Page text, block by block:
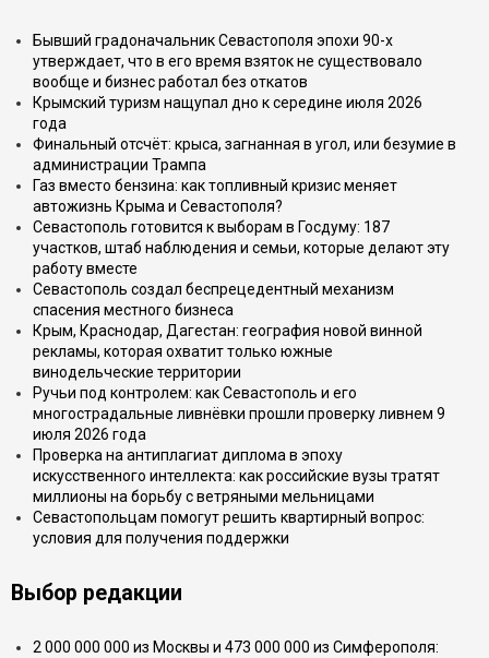
Бывший градоначальник Севастополя эпохи 90-х
утверждает, что в его время взяток не существовало
вообще и бизнес работал без откатов
Крымский туризм нащупал дно к середине июля 2026
года
Финальный отсчёт: крыса, загнанная в угол, или безумие в
администрации Трампа
Газ вместо бензина: как топливный кризис меняет
автожизнь Крыма и Севастополя?
Севастополь готовится к выборам в Госдуму: 187
участков, штаб наблюдения и семьи, которые делают эту
работу вместе
Севастополь создал беспрецедентный механизм
спасения местного бизнеса
Крым, Краснодар, Дагестан: география новой винной
рекламы, которая охватит только южные
винодельческие территории
Ручьи под контролем: как Севастополь и его
многострадальные ливнёвки прошли проверку ливнем 9
июля 2026 года
Проверка на антиплагиат диплома в эпоху
искусственного интеллекта: как российские вузы тратят
миллионы на борьбу с ветряными мельницами
Севастопольцам помогут решить квартирный вопрос:
условия для получения поддержки
Выбор редакции
2 000 000 000 из Москвы и 473 000 000 из Симферополя: